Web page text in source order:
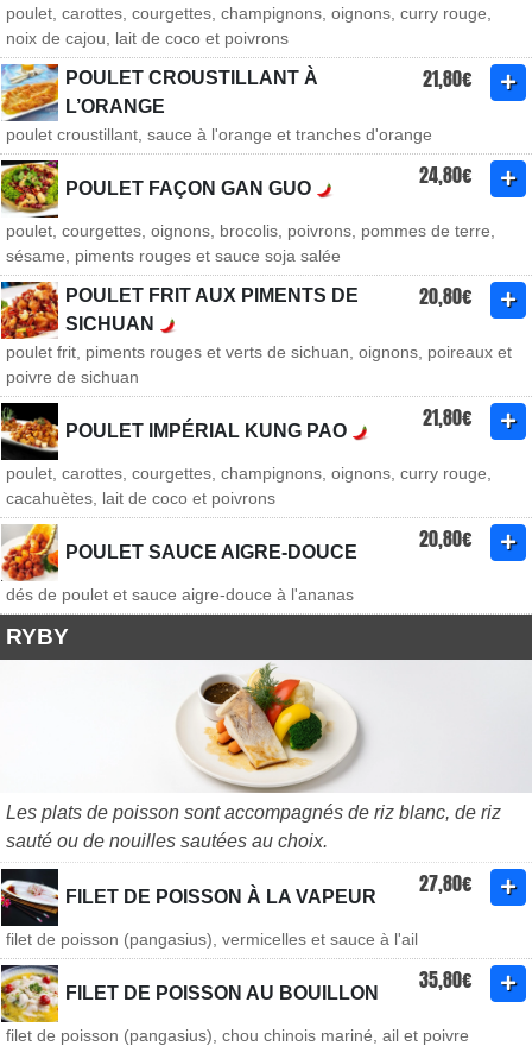
poulet, carottes, courgettes, champignons, oignons, curry rouge,
noix de cajou, lait de coco et poivrons
POULET CROUSTILLANT À
L’ORANGE
21,80€
poulet croustillant, sauce à l'orange et tranches d'orange
POULET FAÇON GAN GUO 24,80€
poulet, courgettes, oignons, brocolis, poivrons, pommes de terre,
sésame, piments rouges et sauce soja salée
POULET FRIT AUX PIMENTS DE
SICHUAN
20,80€
poulet frit, piments rouges et verts de sichuan, oignons, poireaux et
poivre de sichuan
POULET IMPÉRIAL KUNG PAO 21,80€
poulet, carottes, courgettes, champignons, oignons, curry rouge,
cacahuètes, lait de coco et poivrons
POULET SAUCE AIGRE-DOUCE 20,80€
dés de poulet et sauce aigre-douce à l'ananas
RYBY
Les plats de poisson sont accompagnés de riz blanc, de riz
sauté ou de nouilles sautées au choix.
FILET DE POISSON À LA VAPEUR 27,80€
filet de poisson (pangasius), vermicelles et sauce à l'ail
FILET DE POISSON AU BOUILLON 35,80€
filet de poisson (pangasius), chou chinois mariné, ail et poivre